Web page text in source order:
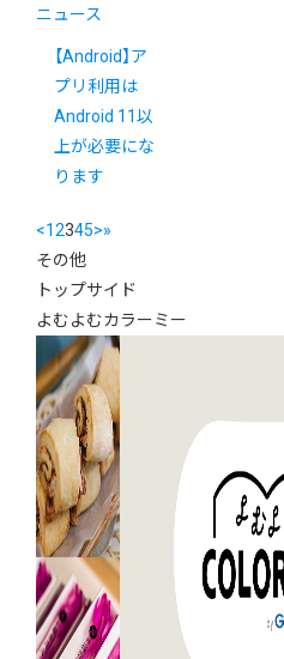
ニュース
【Android】ア
プリ利用は
Android 11以
上が必要にな
ります
<12345>»
その他
トップサイド
よむよむカラーミー